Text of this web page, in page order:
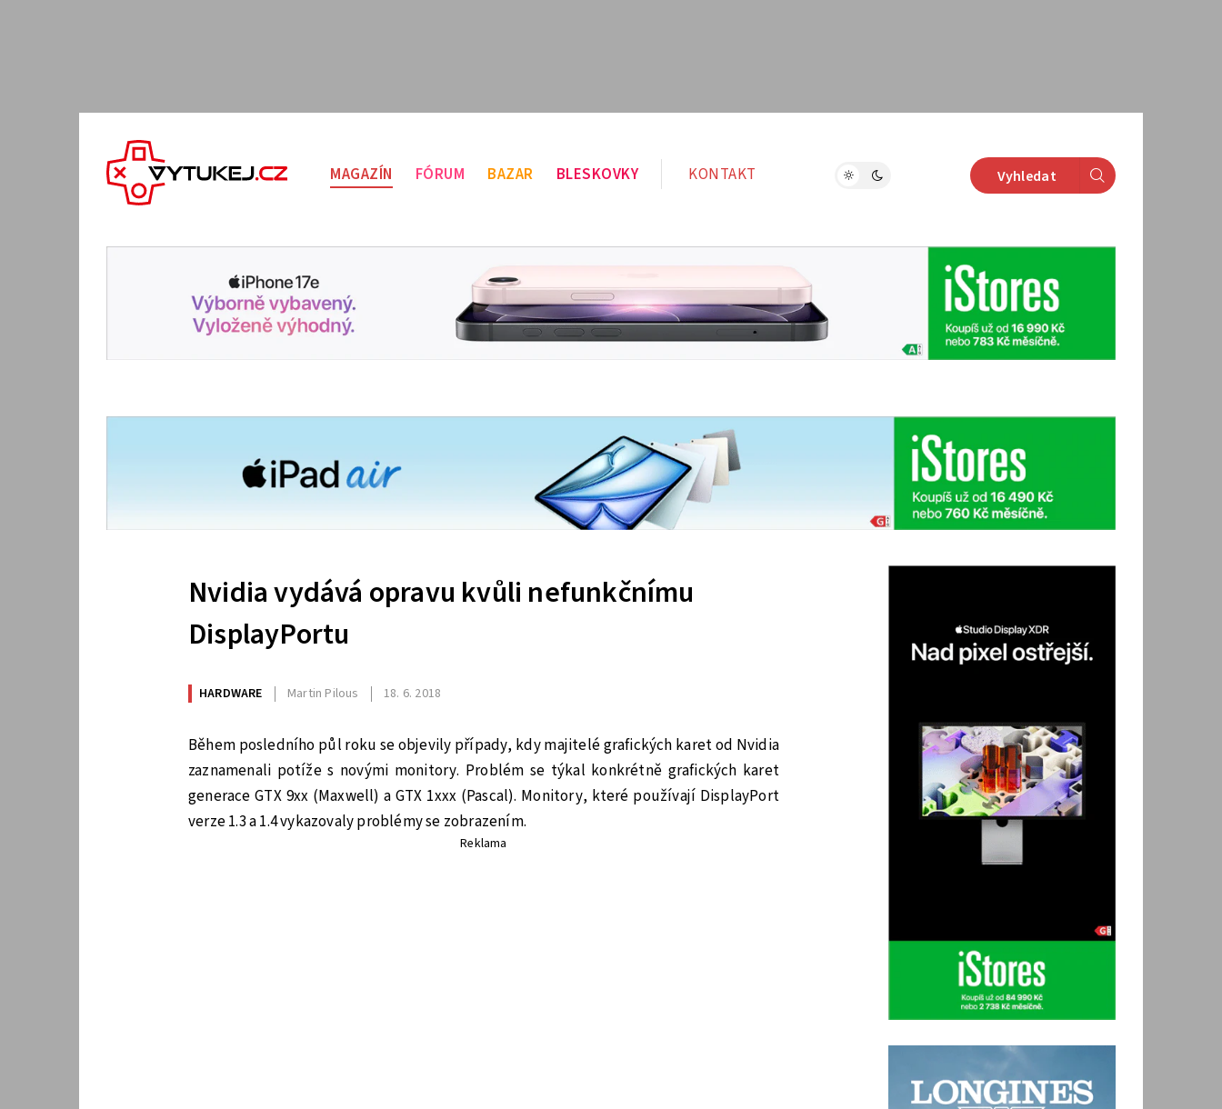
MAGAZÍN FÓRUM BAZAR BLESKOVKY KONTAKT Vyhledat
Nvidia vydává opravu kvůli nefunkčnímu
DisplayPortu
HARDWARE Martin Pilous 18. 6. 2018
Během posledního půl roku se objevily případy, kdy majitelé grafických karet od Nvidia
zaznamenali potíže s novými monitory. Problém se týkal konkrétně grafických karet
generace GTX 9xx (Maxwell) a GTX 1xxx (Pascal). Monitory, které používají DisplayPort
verze 1.3 a 1.4 vykazovaly problémy se zobrazením.
Reklama